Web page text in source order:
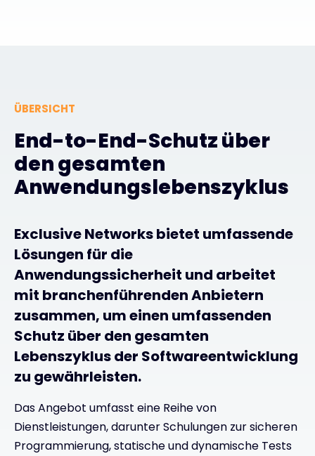
ÜBERSICHT
End-to-End-Schutz über
den gesamten
Anwendungslebenszyklus
Exclusive Networks bietet umfassende
Lösungen für die
Anwendungssicherheit und arbeitet
mit branchenführenden Anbietern
zusammen, um einen umfassenden
Schutz über den gesamten
Lebenszyklus der Softwareentwicklung
zu gewährleisten.
Das Angebot umfasst eine Reihe von
Dienstleistungen, darunter Schulungen zur sicheren
Programmierung, statische und dynamische Tests